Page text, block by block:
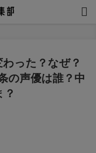
った？なぜ？
の声優は誰？中